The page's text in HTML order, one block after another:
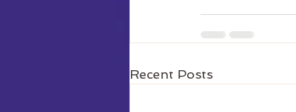
Recent Posts